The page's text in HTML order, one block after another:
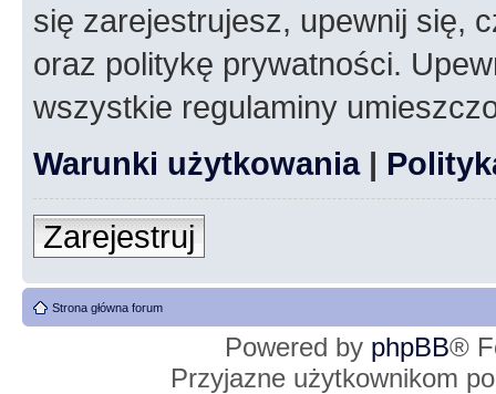
się zarejestrujesz, upewnij się,
oraz politykę prywatności.
wszystkie regulaminy
Warunki użytkowania|
Zarejestruj
Strona główna forum
Powered by phpBB®
Przyjazne użytkownikom